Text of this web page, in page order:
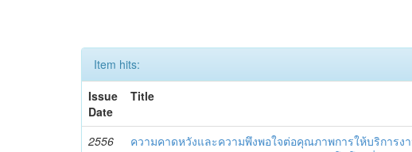
Item hits:
Issue
Date
Title
2556
ความคาดหวังและความพึงพอใจต่อคุณภาพการให้บริการง